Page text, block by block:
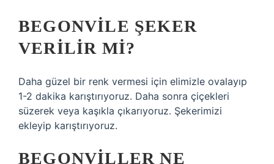
BEGONVILE ŞEKER
VERILIR MI?
Daha güzel bir renk vermesi için elimizle ovalayıp
1-2 dakika karıştırıyoruz. Daha sonra çiçekleri
süzerek veya kaşıkla çıkarıyoruz. Şekerimizi
ekleyip karıştırıyoruz.
BEGONVILLER NE